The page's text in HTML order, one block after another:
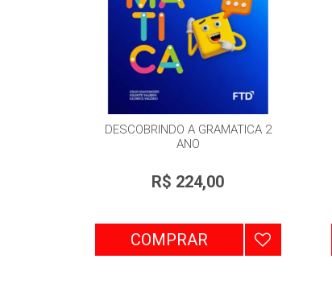
DESCOBRINDO A GRAMATICA 2
ANO
R$ 224,00
COMPRAR